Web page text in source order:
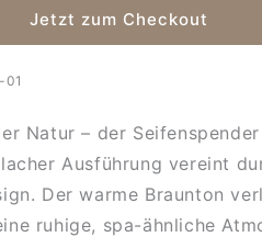
Hammam
flach-
braun
Jetzt zum Checkout
01
Natur – der
Ausführung vereint
Der warme Braunton
ruhige, spa-ähnliche